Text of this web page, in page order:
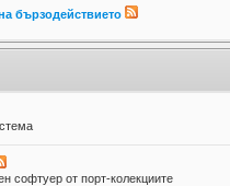
бързодействието
софтуер от порт-колекциите